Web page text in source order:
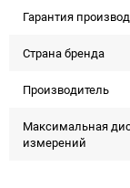
Гарантия
Страна бренда
Производитель
Максимальная
измерений